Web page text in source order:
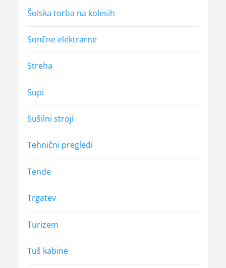
Šolska torba na kolesih
Sončne elektrarne
Streha
Supi
Sušilni stroji
Tehnični pregledi
Tende
Trgatev
Turizem
Tuš kabine